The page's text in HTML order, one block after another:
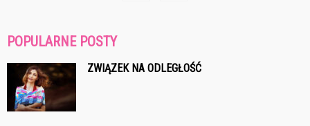
POPULARNE POSTY
ZWIĄZEK NA ODLEGŁOŚĆ